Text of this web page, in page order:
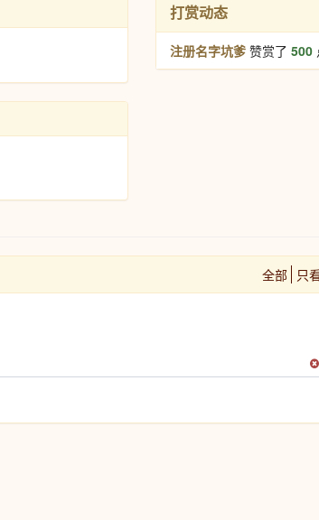
打赏动态
注册名字坑爹 赞赏了 500
全部 只